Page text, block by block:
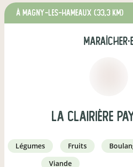
à Magny-les-Hameaux (33,3 km)
LA CLAIRIÈRE
légumes fruits
viande